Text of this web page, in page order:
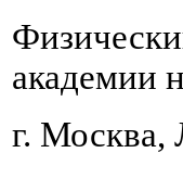
академии
г. Москва,